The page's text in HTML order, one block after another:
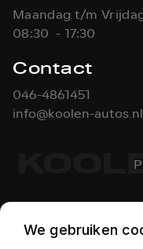
Maandag t/m
08:30 - 17:30
Contact
046-4861451
info@koolen-autos.nl
We gebruiken